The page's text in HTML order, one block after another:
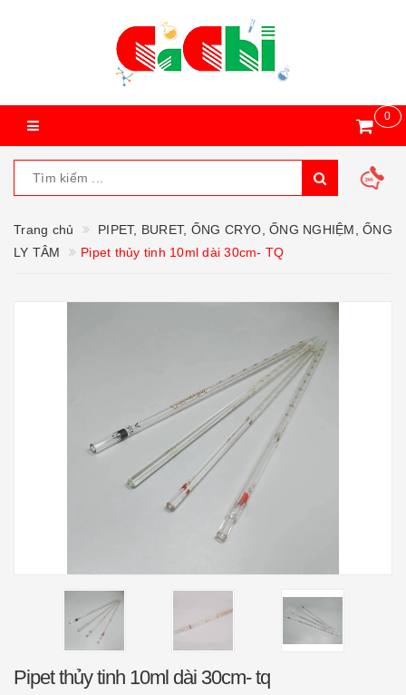
0
Trang chủ
PIPET, BURET, ỐNG CRYO, ỐNG NGHIỆM, ỐNG
LY TÂM
Pipet thủy tinh 10ml dài 30cm- TQ
Pipet thủy tinh 10ml dài 30cm- tq